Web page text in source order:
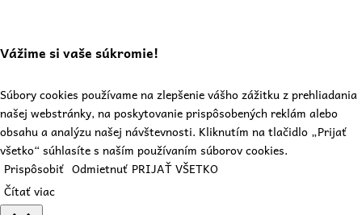
Vážime si vaše súkromie!
Súbory cookies používame na zlepšenie vášho zážitku z prehliadania
našej webstránky, na poskytovanie prispôsobených reklám alebo
obsahu a analýzu našej návštevnosti. Kliknutím na tlačidlo „Prijať
všetko“ súhlasíte s naším používaním súborov cookies.
Prispôsobiť Odmietnuť PRIJAŤ VŠETKO
Čítať viac